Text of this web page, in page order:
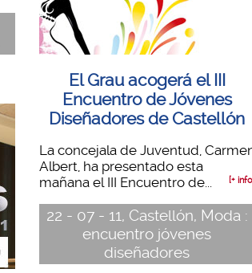
El Grau acogerá el III
Encuentro de Jóvenes
Diseñadores de Castellón
La concejala de Juventud,
Albert, ha presentado esta
mañana el III Encuentro de...
[+
22 - 07 - 11, Castellón, Moda :
encuentro jóvenes
diseñadores